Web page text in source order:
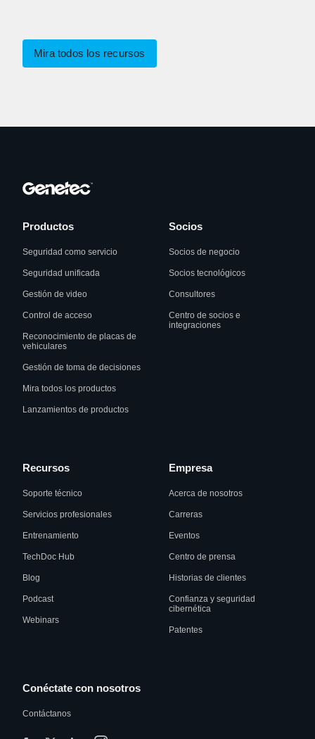
Mira todos los recursos
Productos
Seguridad como servicio
Seguridad unificada
Gestión de video
Control de acceso
Reconocimiento de placas de
vehiculares
Gestión de toma de decisiones
Mira todos los productos
Lanzamientos de productos
Socios
Socios de negocio
Socios tecnológicos
Consultores
Centro de socios e
integraciones
Recursos
Soporte técnico
Servicios profesionales
Entrenamiento
TechDoc Hub
Blog
Podcast
Webinars
Empresa
Acerca de nosotros
Carreras
Eventos
Centro de prensa
Historias de clientes
Confianza y seguridad
cibernética
Patentes
Conéctate con nosotros
Contáctanos